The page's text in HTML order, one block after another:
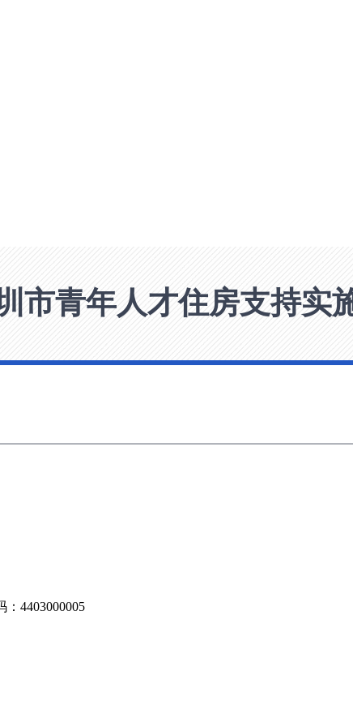
市青年人才住房支持实
4403000005